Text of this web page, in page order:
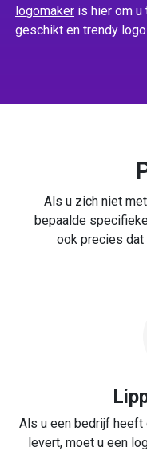
logomaker is hier om u
geschikt en trendy
Als u zich niet
bepaalde
ook precies dat
Als u een bedrijf
levert, moet u een